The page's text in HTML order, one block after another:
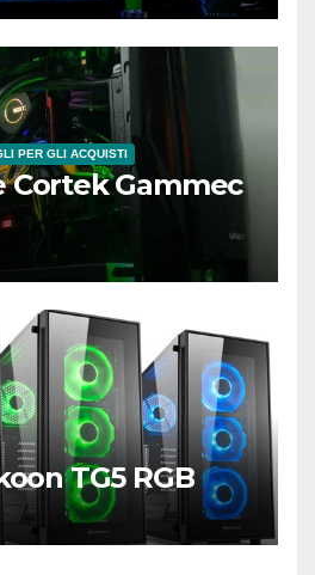
PER GLI ACQUISTI
Cortek Gammec
TG5 RGB